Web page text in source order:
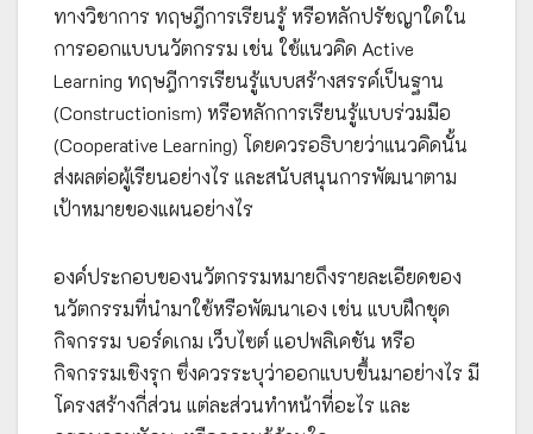
ทางวิชาการ ทฤษฎีการเรียนรู้ หรือหลักปรัชญาใดใน
การออกแบบนวัตกรรม เช่น ใช้แนวคิด Active
Learning ทฤษฎีการเรียนรู้แบบสร้างสรรค์เป็นฐาน
(Constructionism) หรือหลักการเรียนรู้แบบร่วมมือ
(Cooperative Learning) โดยควรอธิบายว่าแนวคิดนั้น
ส่งผลต่อผู้เรียนอย่างไร และสนับสนุนการพัฒนาตาม
เป้าหมายของแผนอย่างไร
องค์ประกอบของนวัตกรรมหมายถึงรายละเอียดของ
นวัตกรรมที่นำมาใช้หรือพัฒนาเอง เช่น แบบฝึกชุด
กิจกรรม บอร์ดเกม เว็บไซต์ แอปพลิเคชัน หรือ
กิจกรรมเชิงรุก ซึ่งควรระบุว่าออกแบบขึ้นมาอย่างไร มี
โครงสร้างกี่ส่วน แต่ละส่วนทำหน้าที่อะไร และ